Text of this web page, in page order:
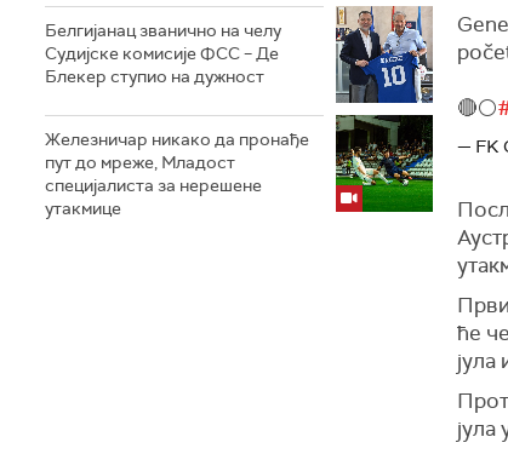
Белгијанац званично на челу
Судијске комисије ФСС – Де
Блекер ступио на дужност
Железничар никако да пронађе
пут до мреже, Младост
специјалиста за нерешене
утакмице
🔴⚪️
— FK
ће
јула
јула